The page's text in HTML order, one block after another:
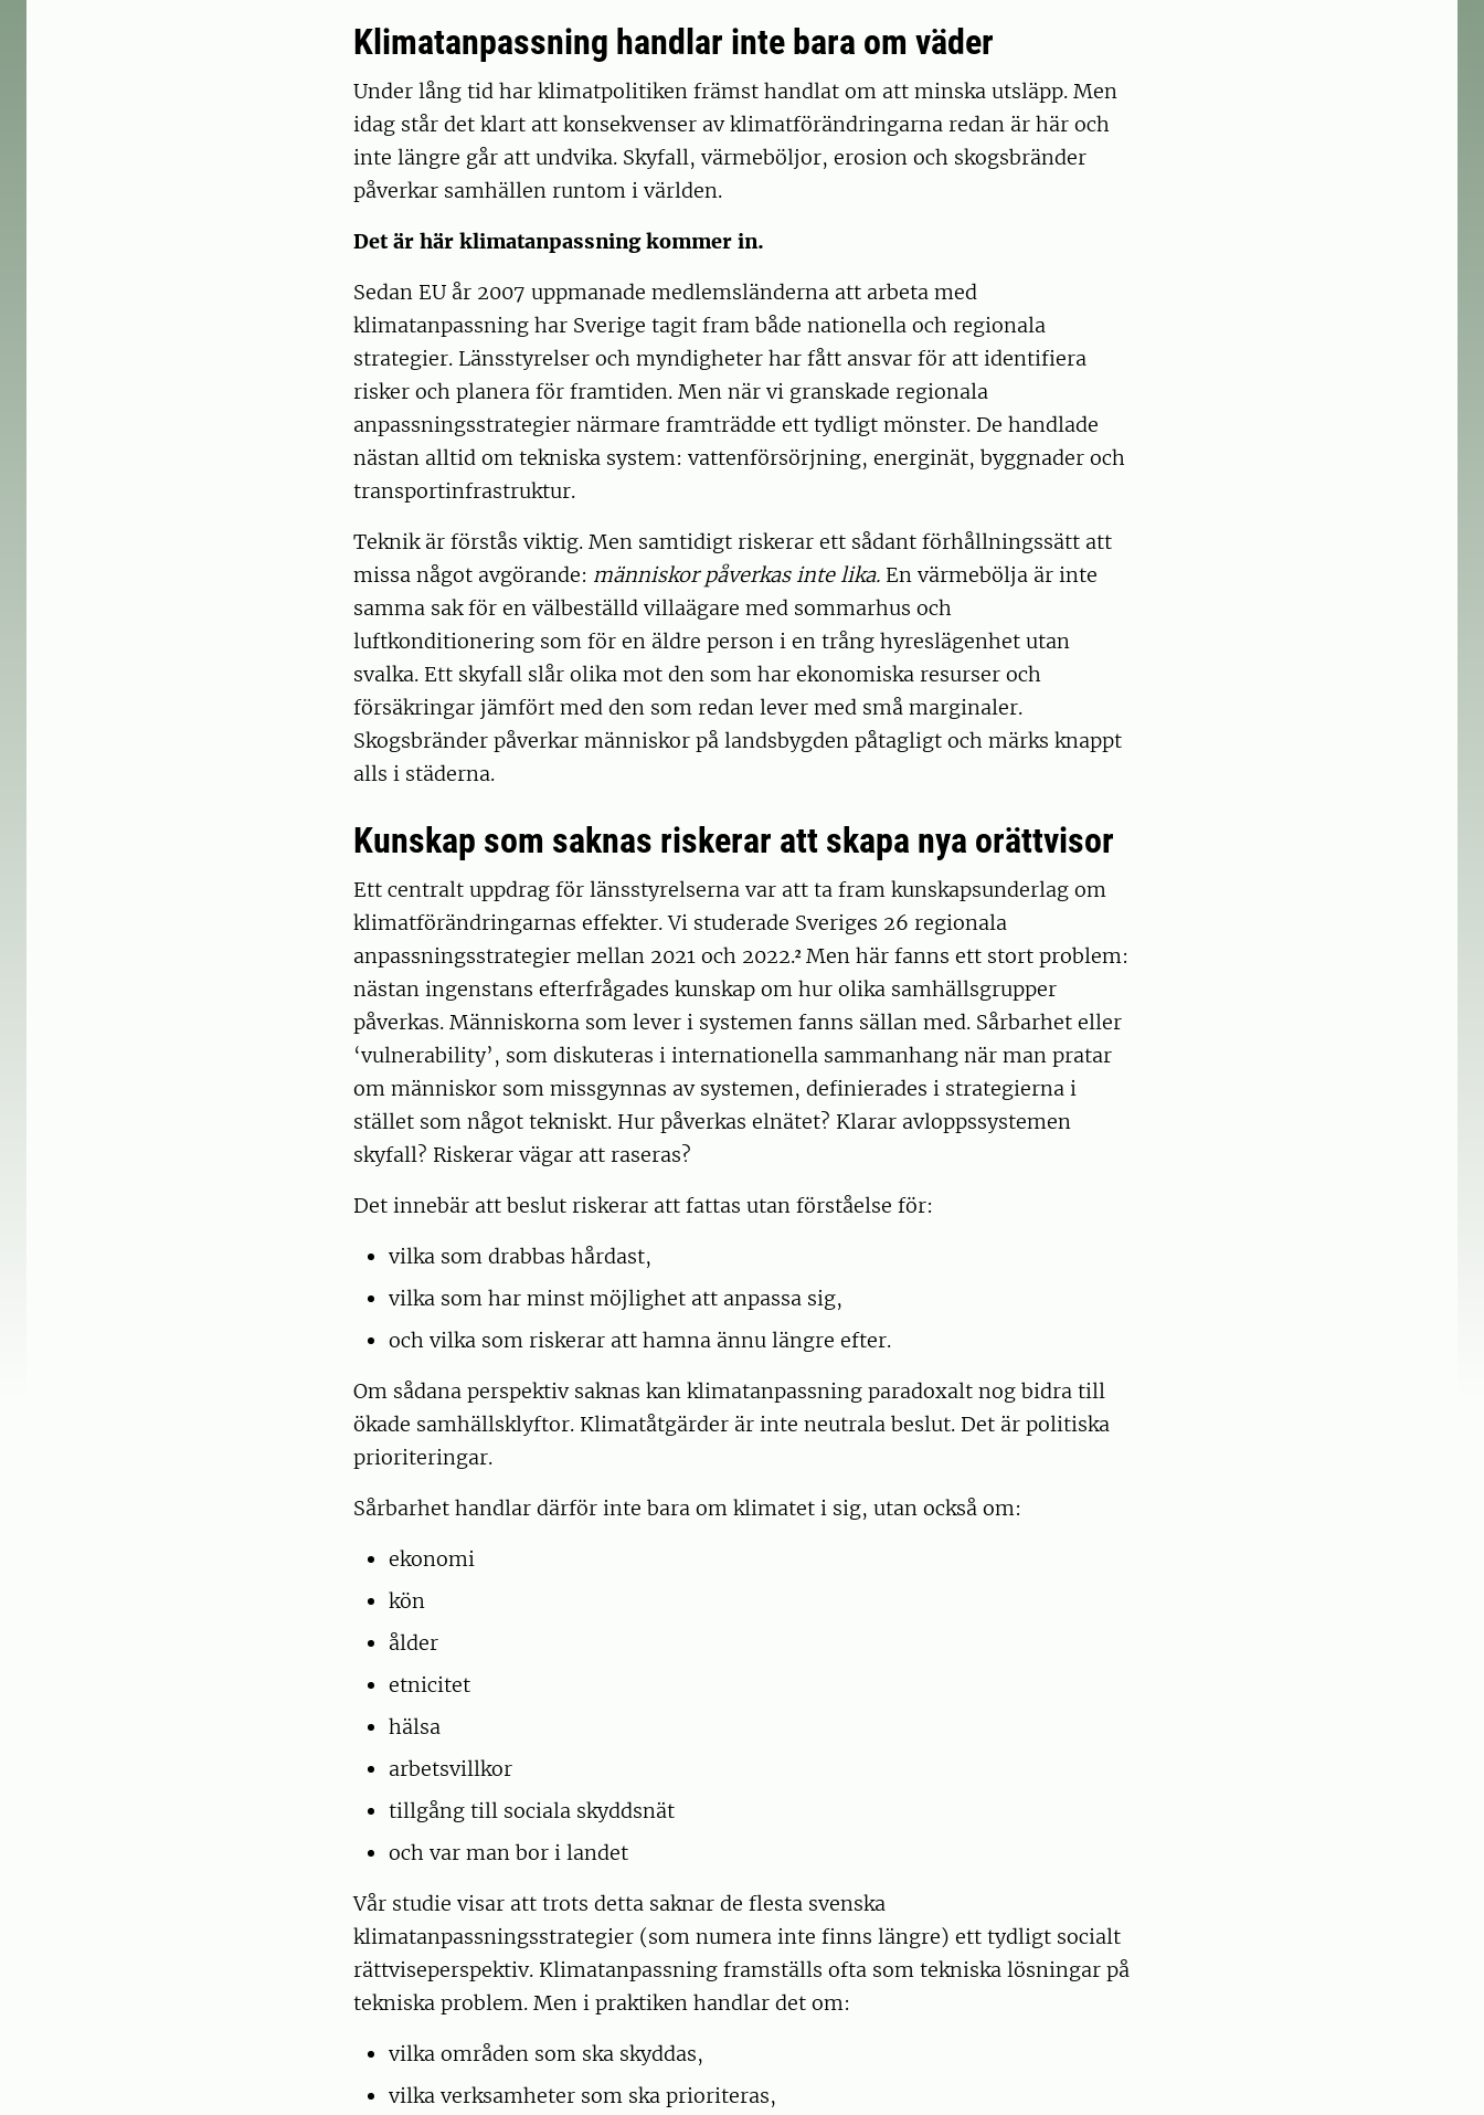
Klimatanpassning handlar inte bara om väder
Under lång tid har klimatpolitiken främst handlat om att minska utsläpp. Men
idag står det klart att konsekvenser av klimatförändringarna redan är här och
inte längre går att undvika. Skyfall, värmeböljor, erosion och skogsbränder
påverkar samhällen runtom i världen.
Det är här klimatanpassning kommer in.
Sedan EU år 2007 uppmanade medlemsländerna att arbeta med
klimatanpassning har Sverige tagit fram både nationella och regionala
strategier. Länsstyrelser och myndigheter har fått ansvar för att identifiera
risker och planera för framtiden. Men när vi granskade regionala
anpassningsstrategier närmare framträdde ett tydligt mönster. De handlade
nästan alltid om tekniska system: vattenförsörjning, energinät, byggnader och
transportinfrastruktur.
Teknik är förstås viktig. Men samtidigt riskerar ett sådant förhållningssätt att
missa något avgörande: människor påverkas inte lika. En värmebölja är inte
samma sak för en välbeställd villaägare med sommarhus och
luftkonditionering som för en äldre person i en trång hyreslägenhet utan
svalka. Ett skyfall slår olika mot den som har ekonomiska resurser och
försäkringar jämfört med den som redan lever med små marginaler.
Skogsbränder påverkar människor på landsbygden påtagligt och märks knappt
alls i städerna.
Kunskap som saknas riskerar att skapa nya orättvisor
Ett centralt uppdrag för länsstyrelserna var att ta fram kunskapsunderlag om
klimatförändringarnas effekter. Vi studerade Sveriges 26 regionala
anpassningsstrategier mellan 2021 och 2022.² Men här fanns ett stort problem:
nästan ingenstans efterfrågades kunskap om hur olika samhällsgrupper
påverkas. Människorna som lever i systemen fanns sällan med. Sårbarhet eller
‘vulnerability’, som diskuteras i internationella sammanhang när man pratar
om människor som missgynnas av systemen, definierades i strategierna i
stället som något tekniskt. Hur påverkas elnätet? Klarar avloppssystemen
skyfall? Riskerar vägar att raseras?
Det innebär att beslut riskerar att fattas utan förståelse för:
vilka som drabbas hårdast,
vilka som har minst möjlighet att anpassa sig,
och vilka som riskerar att hamna ännu längre efter.
Om sådana perspektiv saknas kan klimatanpassning paradoxalt nog bidra till
ökade samhällsklyftor. Klimatåtgärder är inte neutrala beslut. Det är politiska
prioriteringar.
Sårbarhet handlar därför inte bara om klimatet i sig, utan också om:
ekonomi
kön
ålder
etnicitet
hälsa
arbetsvillkor
tillgång till sociala skyddsnät
och var man bor i landet
Vår studie visar att trots detta saknar de flesta svenska
klimatanpassningsstrategier (som numera inte finns längre) ett tydligt socialt
rättviseperspektiv. Klimatanpassning framställs ofta som tekniska lösningar på
tekniska problem. Men i praktiken handlar det om:
vilka områden som ska skyddas,
vilka verksamheter som ska prioriteras,